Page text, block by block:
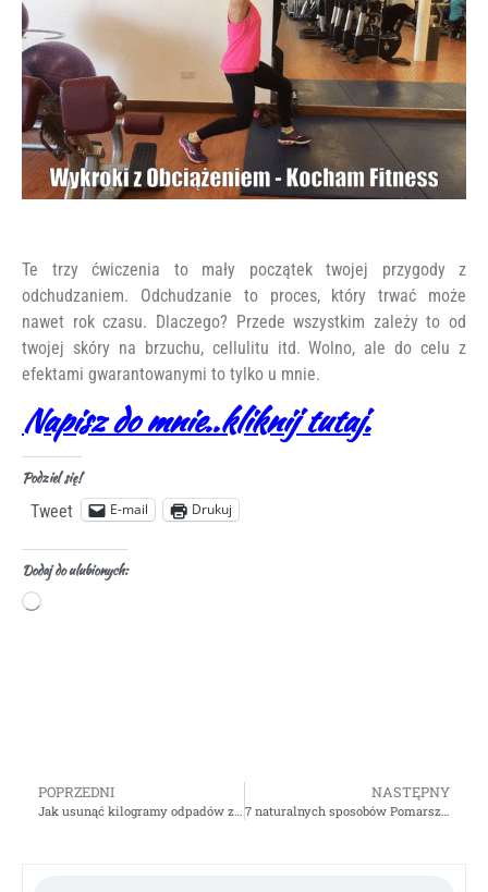
Te trzy ćwiczenia to mały początek twojej przygody z
odchudzaniem. Odchudzanie to proces, który trwać może
nawet rok czasu. Dlaczego? Przede wszystkim zależy to od
twojej skóry na brzuchu, cellulitu itd. Wolno, ale do celu z
efektami gwarantowanymi to tylko u mnie.
Napisz do mnie..kliknij tutaj.
Podziel się!
Tweet E-mail Drukuj
Dodaj do ulubionych:
POPRZEDNI NASTĘPNY
7 naturalnych sposobów Pomarszczoną skórę